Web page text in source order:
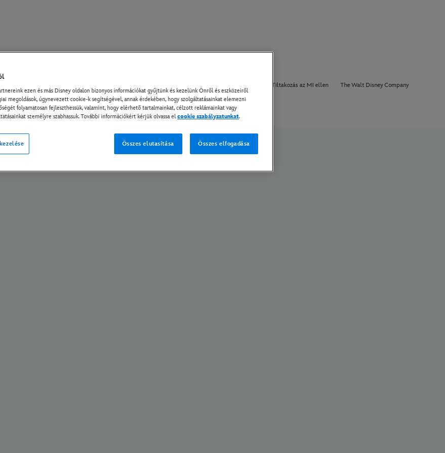
Cookie Beállítások Tiltakozás az MI ellen The Walt Disney Company
© A Disney és kapcsolt vállalkozásai. Minden jog fenntartva.
ezen és más Disney oldalon bizonyos információkat gyűjtünk és kezelünk Önről és eszközeiről
megoldások, úgynevezett cookie-k segítségével, annak érdekében, hogy szolgáltatásainkat elemezni
folyamatosan fejleszthessük, valamint, hogy elérhető tartalmainkat, célzott reklámainkat vagy
személyre szabhassuk. További információkért kérjük olvassa el cookie szabályzatunkat.
Összes elutasítása Összes elfogadása